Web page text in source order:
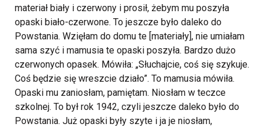
materiał biały i czerwony i prosił, żebym mu poszyła
opaski biało-czerwone. To jeszcze było daleko do
Powstania. Wzięłam do domu te [materiały], nie umiałam
sama szyć i mamusia te opaski poszyła. Bardzo dużo
czerwonych opasek. Mówiła: „Słuchajcie, coś się szykuje.
Coś będzie się wreszcie działo”. To mamusia mówiła.
Opaski mu zaniosłam, pamiętam. Niosłam w teczce
szkolnej. To był rok 1942, czyli jeszcze daleko było do
Powstania. Już opaski były szyte i ja je niosłam,